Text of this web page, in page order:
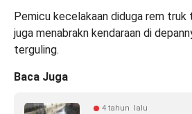
Pemicu kecelakaan diduga rem
juga menabrakn kendaraan di
terguling.
Baca Juga
4 tahun lalu